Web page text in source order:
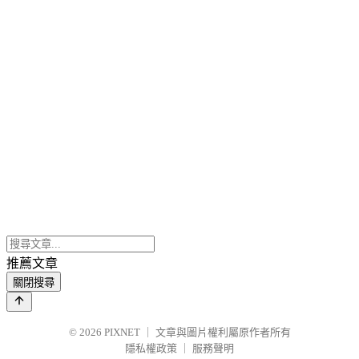
推薦文章
關閉搜尋
© 2026 PIXNET
文章與圖片權利屬原作者所有
隱私權政策
服務聲明